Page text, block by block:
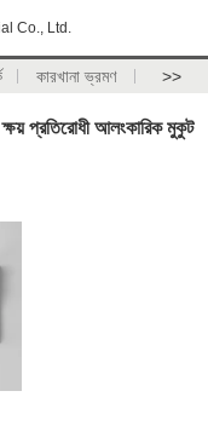
Co., Ltd.
কারখানা ভ্রমণ >>
ক্ষয় প্রতিরোধী আলংকারিক মুকুট